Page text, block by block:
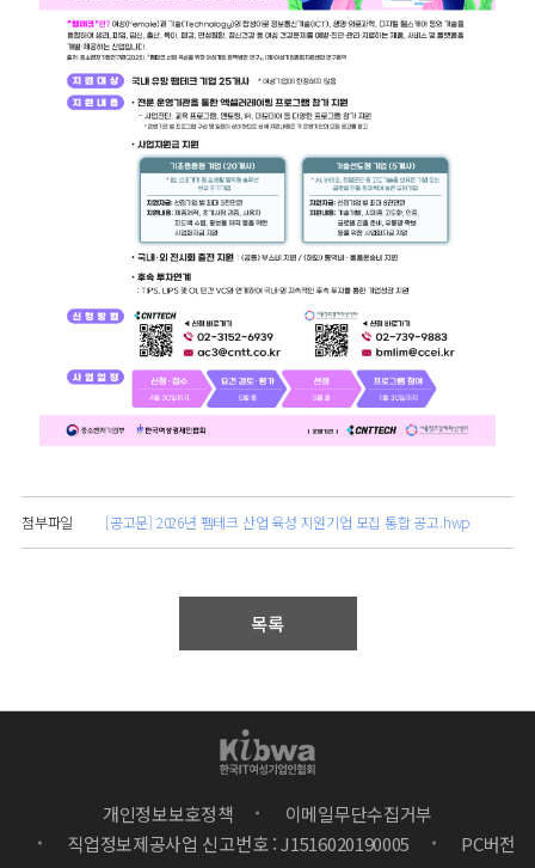
첨부파일 [공고문] 2026년 펨테크 산업 육성 지원기업 모집 통합 공고.hwp
목록
개인정보보호정책
이메일무단수집거부
직업정보제공사업 신고번호 : J1516020190005
PC버전